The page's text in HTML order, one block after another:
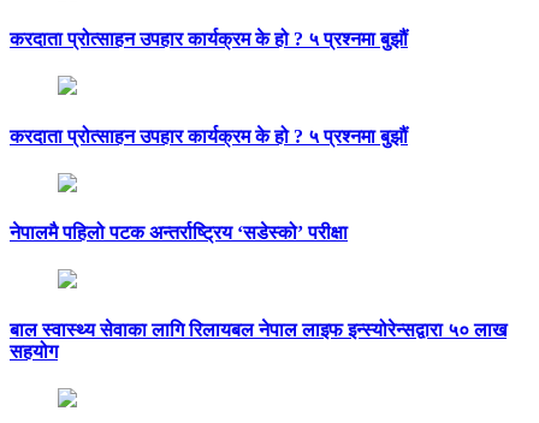
करदाता प्रोत्साहन उपहार कार्यक्रम के हो ? ५ प्रश्नमा बुझौं
करदाता प्रोत्साहन उपहार कार्यक्रम के हो ? ५ प्रश्नमा बुझौं
नेपालमै पहिलो पटक अन्तर्राष्ट्रिय ‘सडेस्को’ परीक्षा
बाल स्वास्थ्य सेवाका लागि रिलायबल नेपाल लाइफ इन्स्योरेन्सद्वारा ५० लाख
सहयोग